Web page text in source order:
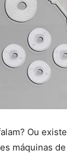
Ou
máquinas